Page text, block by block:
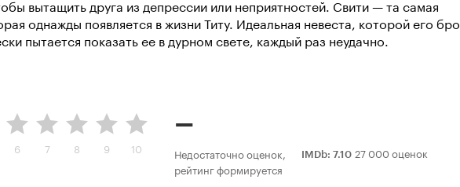
вытащить друга из депрессии или неприятностей. Свити — та самая
однажды появляется в жизни Титу. Идеальная невеста, которой его бро
пытается показать ее в дурном свете, каждый раз неудачно.
6 7 8 9 10
–
Недостаточно оценок,
рейтинг формируется
IMDb: 7.10 27 000 оценок